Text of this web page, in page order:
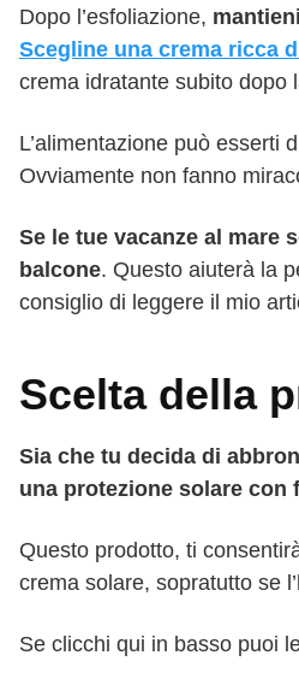
Dopo l’esfoliazione,
Scegline una crema ricca
crema idratante subito dopo
L’alimentazione può esserti
Ovviamente non fanno
Se le tue vacanze al mare
balcone. Questo aiuterà la
consiglio di leggere il mio
Scelta della
Sia che tu decida di
una protezione solare con
Questo prodotto, ti
crema solare, sopratutto se
Se clicchi qui in basso puoi